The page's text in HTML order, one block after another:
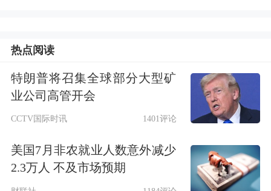
连、可折叠玻璃及钙钛矿玻璃基板等多
个前沿领域展开深度合作。依托京东方
A领先的显示能力与大规模产业化能
台等方面的核心优势，推动国内玻璃基
板产业由路线探索进入实质产业落地阶
热点阅读
特朗普将召集全球部分大型矿
业公司高管开会
CCTV国际时讯 1401评论
美国7月非农就业人数意外减少
2.3万人 不及市场预期